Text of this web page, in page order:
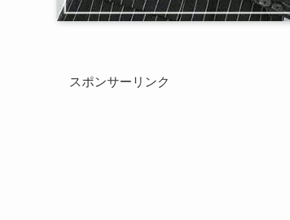
スポンサーリンク